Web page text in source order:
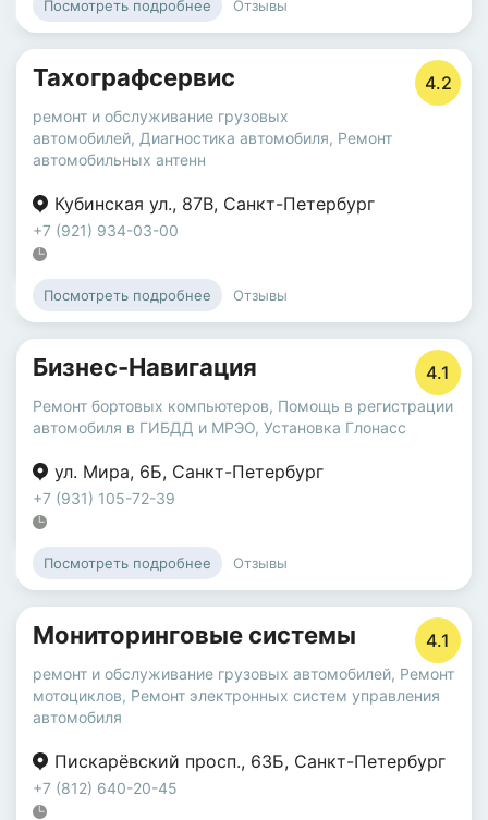
Посмотреть подробнее Отзывы
Тахографсервис 4.2
ремонт и обслуживание грузовых
автомобилей, Диагностика автомобиля, Ремонт
автомобильных антенн
Кубинская ул., 87В, Санкт-Петербург
+7 (921) 934-03-00
Посмотреть подробнее Отзывы
Бизнес-Навигация 4.1
Ремонт бортовых компьютеров, Помощь в регистрации
автомобиля в ГИБДД и МРЭО, Установка Глонасс
ул. Мира, 6Б, Санкт-Петербург
+7 (931) 105-72-39
Посмотреть подробнее Отзывы
Мониторинговые системы 4.1
ремонт и обслуживание грузовых автомобилей, Ремонт
мотоциклов, Ремонт электронных систем управления
автомобиля
Пискарёвский просп., 63Б, Санкт-Петербург
+7 (812) 640-20-45